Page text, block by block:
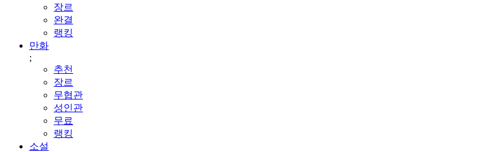
장르
완결
랭킹
만화
;
추천
장르
무협관
성인관
무료
랭킹
소설